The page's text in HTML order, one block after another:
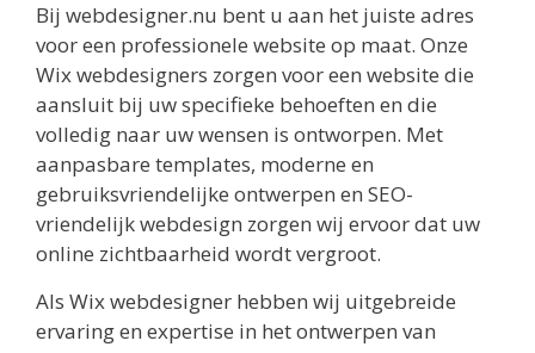
Bij webdesigner.nu bent u aan het juiste adres
voor een professionele website op maat. Onze
Wix webdesigners zorgen voor een website die
aansluit bij uw specifieke behoeften en die
volledig naar uw wensen is ontworpen. Met
aanpasbare templates, moderne en
gebruiksvriendelijke ontwerpen en SEO-
vriendelijk webdesign zorgen wij ervoor dat uw
online zichtbaarheid wordt vergroot.
Als Wix webdesigner hebben wij uitgebreide
ervaring en expertise in het ontwerpen van